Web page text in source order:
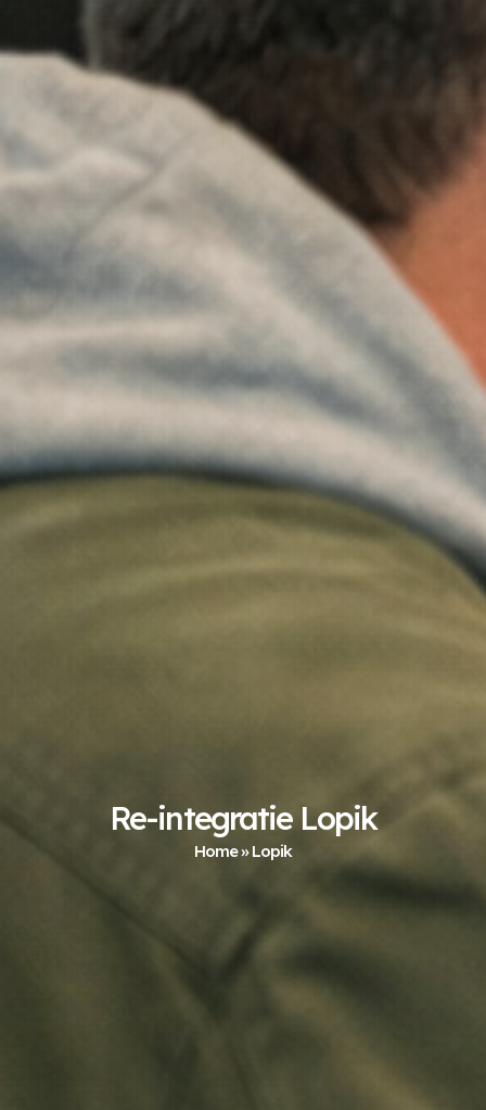
Re-integratie Lopik
Home»Lopik